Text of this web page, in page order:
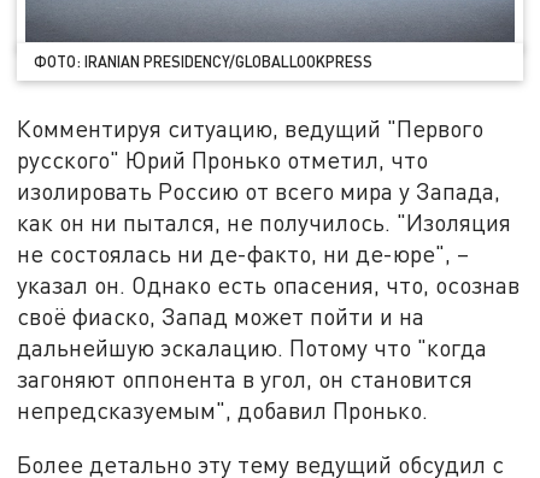
ФОТО: IRANIAN PRESIDENCY/GLOBALLOOKPRESS
Комментируя ситуацию, ведущий "Первого
русского" Юрий Пронько отметил, что
изолировать Россию от всего мира у Запада,
как он ни пытался, не получилось. "Изоляция
не состоялась ни де-факто, ни де-юре", –
указал он. Однако есть опасения, что, осознав
своё фиаско, Запад может пойти и на
дальнейшую эскалацию. Потому что "когда
загоняют оппонента в угол, он становится
непредсказуемым", добавил Пронько.
Более детально эту тему ведущий обсудил с